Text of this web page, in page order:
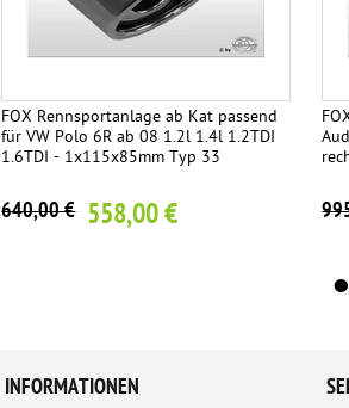
FOX Rennsportanlage ab Kat passend
für VW Polo 6R ab 08 1.2l 1.4l 1.2TDI
1.6TDI - 1x115x85mm Typ 33
640,00 € 558,00 €
INFORMATIONEN